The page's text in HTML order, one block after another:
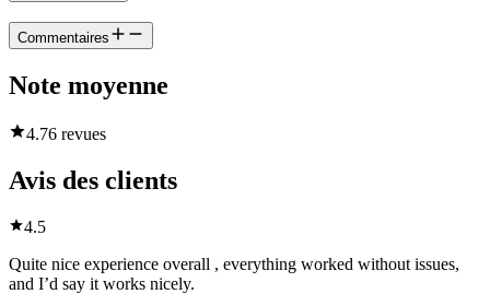
Commentaires
Note moyenne
4.76 revues
Avis des clients
4.5
Quite nice experience overall , everything worked without issues,
and I’d say it works nicely.